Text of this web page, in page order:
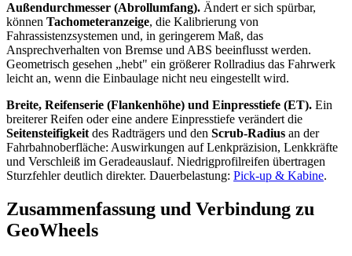
Außendurchmesser (Abrollumfang). Ändert er sich spürbar,
können Tachometeranzeige, die Kalibrierung von
Fahrassistenzsystemen und, in geringerem Maß, das
Ansprechverhalten von Bremse und ABS beeinflusst werden.
Geometrisch gesehen „hebt" ein größerer Rollradius das Fahrwerk
leicht an, wenn die Einbaulage nicht neu eingestellt wird.
Breite, Reifenserie (Flankenhöhe) und Einpresstiefe (ET). Ein
breiterer Reifen oder eine andere Einpresstiefe verändert die
Seitensteifigkeit des Radträgers und den Scrub-Radius an der
Fahrbahnoberfläche: Auswirkungen auf Lenkpräzision, Lenkkräfte
und Verschleiß im Geradeauslauf. Niedrigprofilreifen übertragen
Sturzfehler deutlich direkter. Dauerbelastung: Pick-up & Kabine.
Zusammenfassung und Verbindung zu
GeoWheels